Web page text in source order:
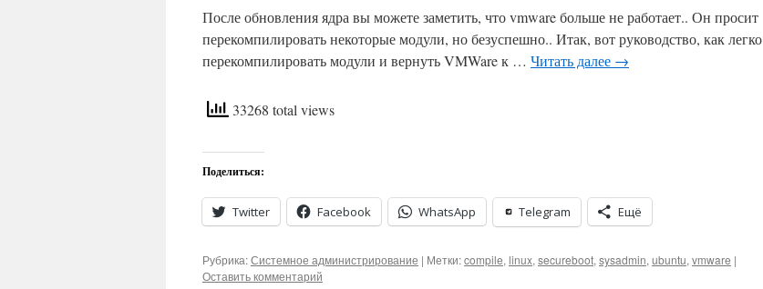
После обновления ядра вы можете заметить, что vmware больше не работает.. Он просит
перекомпилировать некоторые модули, но безуспешно.. Итак, вот руководство, как легко
перекомпилировать модули и вернуть VMWare к … Читать далее →
33268 total views
Поделиться:
Twitter Facebook WhatsApp Telegram Ещё
Рубрика:Системное администрирование | Метки:compile, linux, secureboot, sysadmin, ubuntu, vmware |
Оставить комментарий